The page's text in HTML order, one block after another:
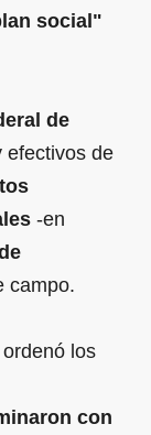
social"
de
efectivos de
-en
campo.
los
con